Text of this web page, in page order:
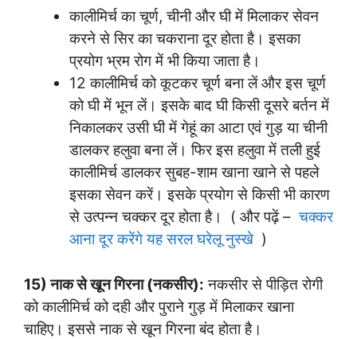
कालीमिर्च का चूर्ण, चीनी और घी में मिलाकर सेवन
करने से सिर का चकराना दूर होता है। इसका
प्रयोग भ्रम रोग में भी किया जाता है।
12 कालीमिर्च को कूटकर चूर्ण बना लें और इस चूर्ण
को घी में भून लें। इसके बाद घी किसी दूसरे बर्तन में
निकालकर उसी घी में गेहूं का आटा एवं गुड़ या चीनी
डालकर हलुवा बना लें। फिर इस हलुवा में तली हुई
कालीमिर्च डालकर सुबह-शाम खाना खाने से पहले
इसका सेवन करें। इसके प्रयोग से किसी भी कारण
से उत्पन्न चक्कर दूर होता है। ( और पढ़ें –चक्कर
आना दूर करेंगे यह सरल घरेलू नुस्खे )
15) नाक से खून गिरना (नकसीर): नकसीर से पीड़ित रोगी
को कालीमिर्च को दही और पुराने गुड़ में मिलाकर खाना
चाहिए। इससे नाक से खून गिरना बंद होता है।